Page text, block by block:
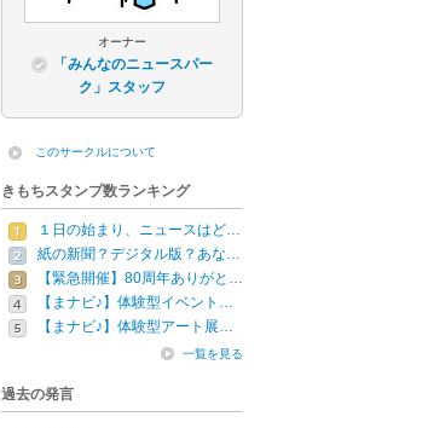
オーナー
「みんなのニュースパー
ク」スタッフ
このサークルについて
きもちスタンプ数ランキング
１日の始まり、ニュースはど…
紙の新聞？デジタル版？あな…
【緊急開催】80周年ありがと…
【まナビ♪】体験型イベント…
【まナビ♪】体験型アート展…
一覧を見る
過去の発言